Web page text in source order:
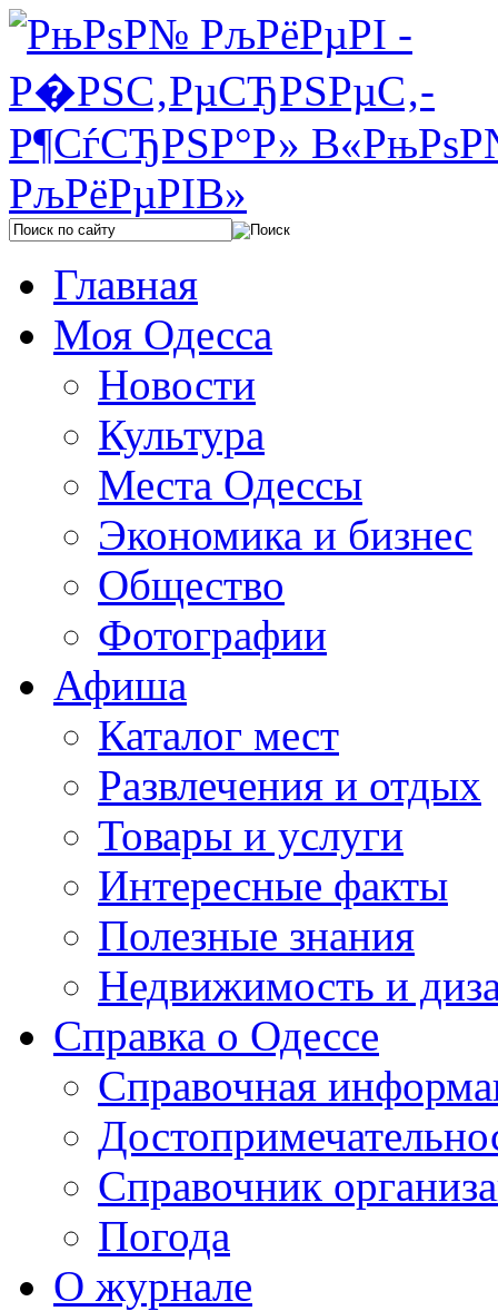
Главная
Моя Одесса
Новости
Культура
Места Одессы
Экономика и бизнес
Общество
Фотографии
Афиша
Каталог мест
Развлечения и отдых
Товары и услуги
Интересные факты
Полезные знания
Недвижимость и
Справка о Одессе
Справочная
Справочник
Погода
О журнале